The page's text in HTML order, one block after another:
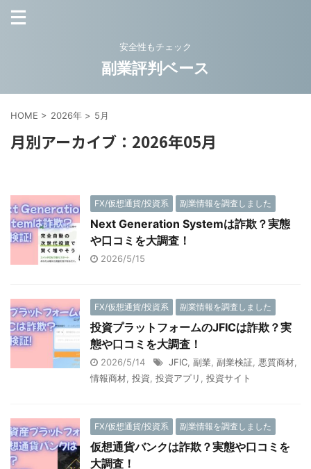
安全性もチェック
副業評判ベース
HOME > 2026年 > 5月
月別アーカイブ：2026年05月
FX/仮想通貨/投資系 副業情報を調査しました
Next Generation Systemは詐欺？実態
や口コミを大調査！
2026/5/15
FX/仮想通貨/投資系 副業情報を調査しました
投資プラットフォームのJFICは詐欺？実
態や口コミを大調査！
2026/5/14 JFIC 副業 副業検証 悪質商材
情報商材 投資 投資アプリ 投資サイト
FX/仮想通貨/投資系 副業情報を調査しました
仮想通貨バンクは詐欺？実態や口コミを
大調査！